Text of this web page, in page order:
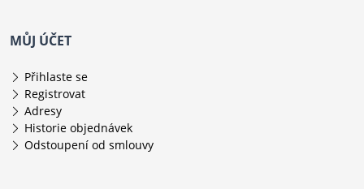
MŮJ ÚČET
Přihlaste se
Registrovat
Adresy
Historie objednávek
Odstoupení od smlouvy